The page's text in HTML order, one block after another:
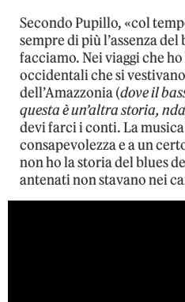
Secondo Pupillo, «col
sempre di più l’assenza
facciamo. Nei viaggi che
occidentali che si
dell’Amazzonia (dove il
questa è un’altra storia, nda
devi farci i conti. La
consapevolezza e a un
non ho la storia del blues
antenati non stavano nei